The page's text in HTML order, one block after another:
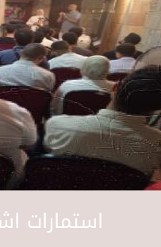
استمارات